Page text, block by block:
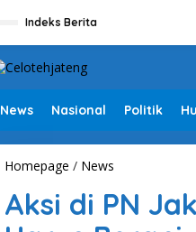
Indeks Berita
News Nasional Politik
Homepage / News
s
Aksi di PN